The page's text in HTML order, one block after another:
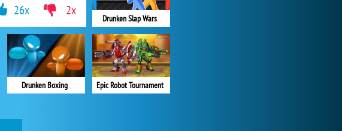
Drunken Slap Wars
Epic Robot Tournament
Drunken Boxing
26x 2x